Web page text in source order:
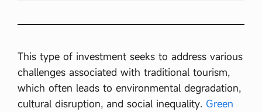
This type of investment seeks to address various
challenges associated with traditional tourism,
which often leads to environmental degradation,
cultural disruption, and social inequality. Green